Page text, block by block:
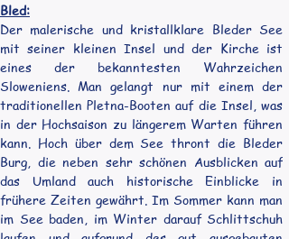
Bled:
Der malerische und kristallklare Bleder See
mit seiner kleinen Insel und der Kirche ist
eines der bekanntesten Wahrzeichen
Sloweniens. Man gelangt nur mit einem der
traditionellen Pletna-Booten auf die Insel, was
in der Hochsaison zu längerem Warten führen
kann. Hoch über dem See thront die Bleder
Burg, die neben sehr schönen Ausblicken auf
das Umland auch historische Einblicke in
frühere Zeiten gewährt. Im Sommer kann man
im See baden, im Winter darauf Schlittschuh